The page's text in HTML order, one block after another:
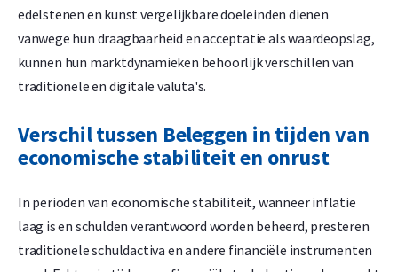
edelstenen en kunst vergelijkbare doeleinden dienen
vanwege hun draagbaarheid en acceptatie als waardeopslag,
kunnen hun marktdynamieken behoorlijk verschillen van
traditionele en digitale valuta's.
Verschil tussen Beleggen in tijden van
economische stabiliteit en onrust
In perioden van economische stabiliteit, wanneer inflatie
laag is en schulden verantwoord worden beheerd, presteren
traditionele schuldactiva en andere financiële instrumenten